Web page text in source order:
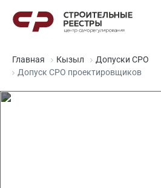
Главная Кызыл
Допуски СРО
Допуск СРО проектировщиков